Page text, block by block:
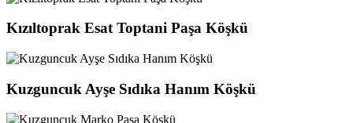
Kızıltoprak Esat Toptani Paşa Köşkü
Kuzguncuk Ayşe Sıdıka Hanım Köşkü